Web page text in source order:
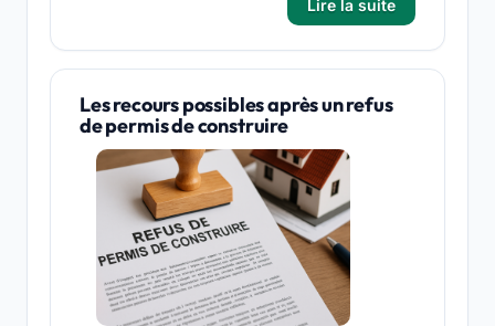
Lire la suite
Les recours possibles après un refus
de permis de construire